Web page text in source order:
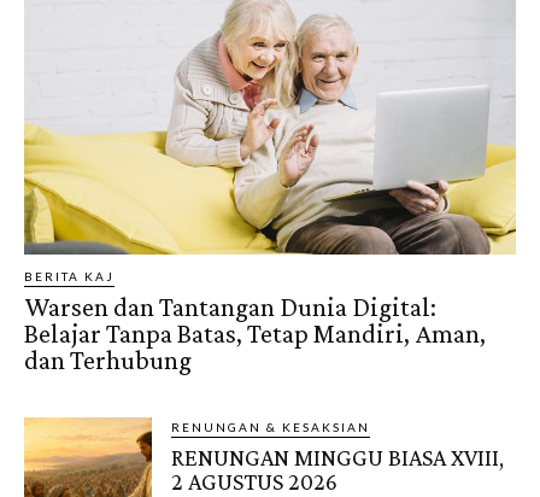
BERITA KAJ
Warsen dan Tantangan Dunia Digital:
Belajar Tanpa Batas, Tetap Mandiri, Aman,
dan Terhubung
RENUNGAN & KESAKSIAN
RENUNGAN MINGGU BIASA XVIII,
2 AGUSTUS 2026